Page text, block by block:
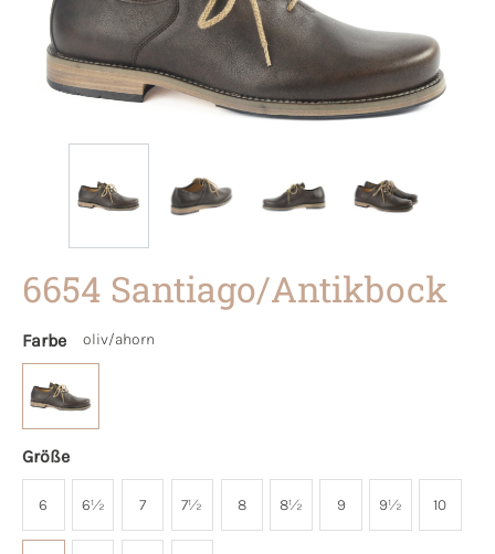
6654 Santiago/Antikbock
Farbe oliv/ahorn
Größe
6 6½ 7 7½ 8 8½ 9 9½ 10